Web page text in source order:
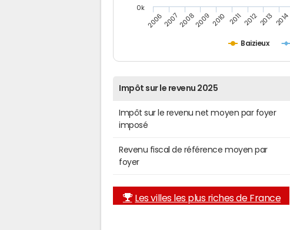
Baizieux
20062007200820092010 2011 20122013 2014
0k
Impôt sur le revenu 2025
Impôt sur le revenu net moyen par foyer
imposé
Revenu fiscal de référence moyen par
foyer
Les villes les plus riches de France